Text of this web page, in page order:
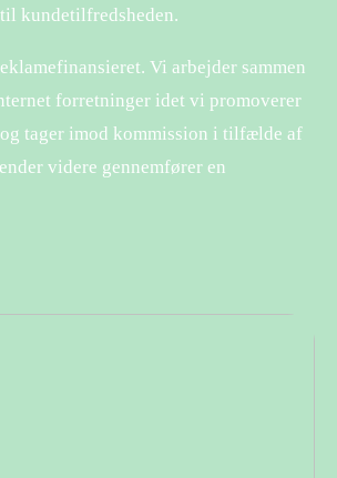
kundetilfredsheden.
Vi arbejder sammen
forretninger idet vi promoverer
tager imod kommission i tilfælde af
videre gennemfører en